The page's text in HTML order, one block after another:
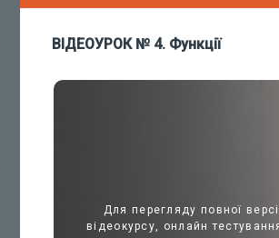
ВІДЕОУРОК № 4. Функції
Для перегляду повної
відеокурсу, онлайн